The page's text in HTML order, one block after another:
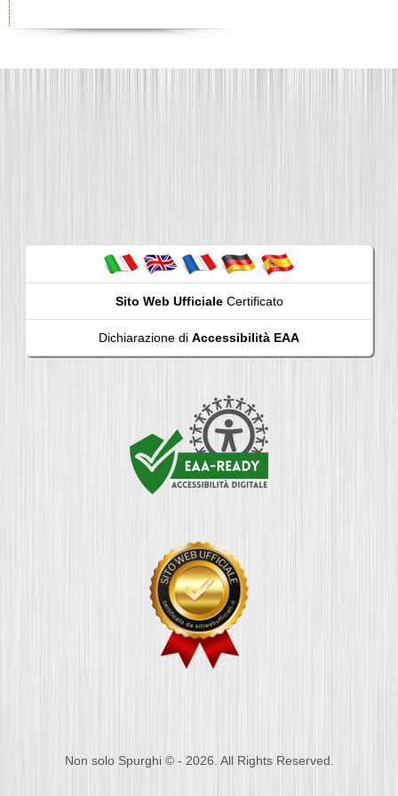
Sito Web UfficialeCertificato
Dichiarazione di Accessibilità EAA
Non solo Spurghi © - 2026. All Rights Reserved.